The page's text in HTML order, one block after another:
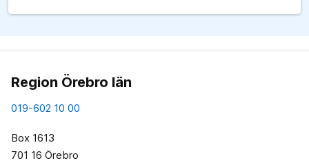
Region Örebro län
019-602 10 00
Box 1613
701 16 Örebro